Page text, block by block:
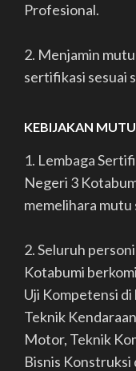
Profesional.
2. Menjamin
sertifikasi sesuai
KEBIJAKAN MUTU
1. Lembaga
Negeri 3
memelihara mutu
2. Seluruh
Kotabumi
Uji Kompetensi di
Teknik
Motor, Teknik
Bisnis Konstruksi